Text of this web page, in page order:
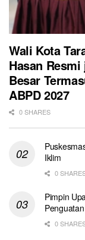
Wali Kota
Hasan
Besar
ABPD 2027
0 SHARES
Iklim
0
Pimpin
0